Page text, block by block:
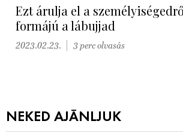
Ezt árulja el a
formájú a lábujjad
2023.02.23. 3 perc olvasás
NEKED AJÁNLJUK